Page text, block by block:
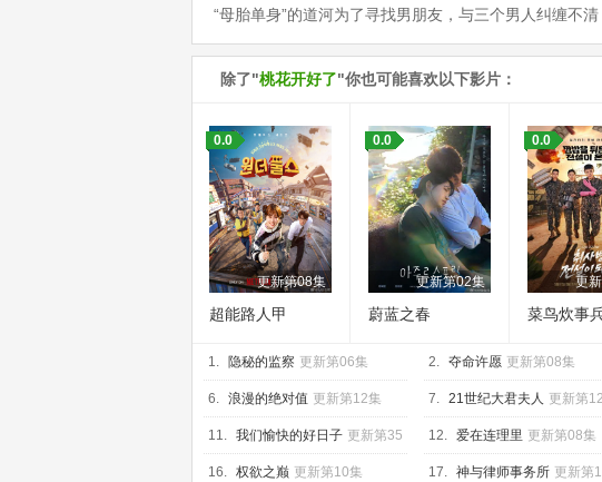
“母胎单身”的道河为了寻找男朋友，与三个男人纠缠不清
除了"桃花开好了"你也可能喜欢以下影片：
更新第08集
0.0
超能路人甲
更新第02集
0.0
蔚蓝之春
更
0.0
菜鸟炊事
1. 隐秘的监察 更新第06集 2. 夺命许愿 更新第08集
6. 浪漫的绝对值 更新第12集 7. 21世纪大君夫人 更新第
11. 我们愉快的好日子 更新第35
集
12. 爱在连理里 更新第08集
16. 权欲之巅 更新第10集 17. 神与律师事务所 更新第